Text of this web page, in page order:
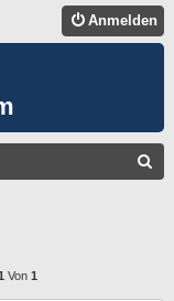
Anmelden
Von 1